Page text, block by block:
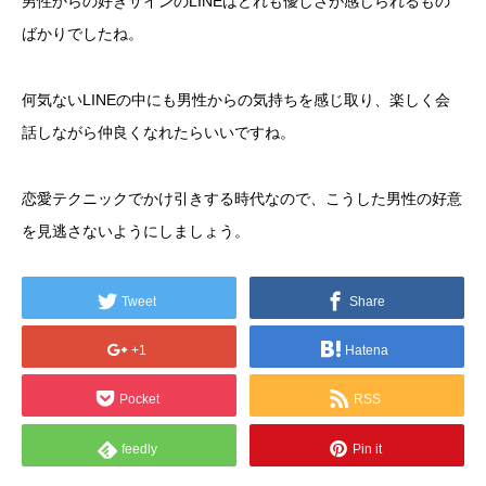
ばかりでしたね。
何気ないLINEの中にも男性からの気持ちを感じ取り、楽しく会
話しながら仲良くなれたらいいですね。
恋愛テクニックでかけ引きする時代なので、こうした男性の好意
を見逃さないようにしましょう。
Tweet Share
+1 Hatena
Pocket RSS
feedly Pin it